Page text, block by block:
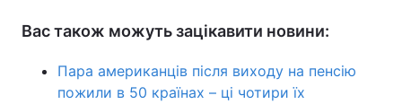
Вас також можуть зацікавити новини:
Пара американців після виходу на пенсію
пожили в 50 країнах – ці чотири їх